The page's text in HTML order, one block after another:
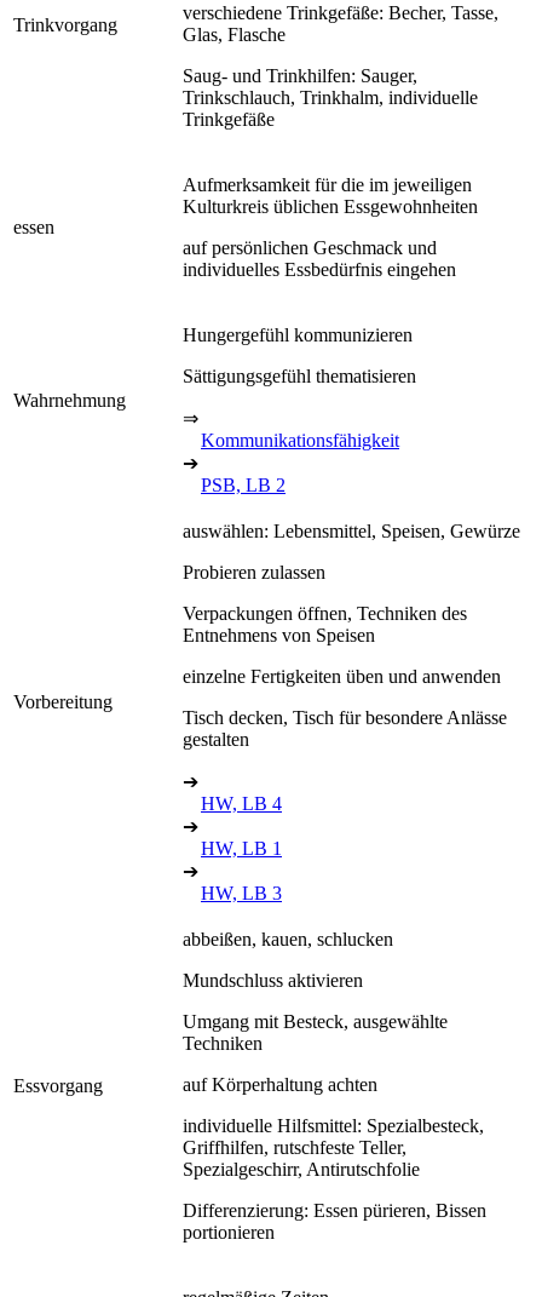
Trinkvorgang
verschiedene Trinkgefäße: Becher, Tasse,
Glas, Flasche
Saug- und Trinkhilfen: Sauger,
Trinkschlauch, Trinkhalm, individuelle
Trinkgefäße
essen
Aufmerksamkeit für die im jeweiligen
Kulturkreis üblichen Essgewohnheiten
auf persönlichen Geschmack und
individuelles Essbedürfnis eingehen
Wahrnehmung
Hungergefühl kommunizieren
Sättigungsgefühl thematisieren
⇒
Kommunikationsfähigkeit
➔
PSB, LB 2
Vorbereitung
auswählen: Lebensmittel, Speisen, Gewürze
Probieren zulassen
Verpackungen öffnen, Techniken des
Entnehmens von Speisen
einzelne Fertigkeiten üben und anwenden
Tisch decken, Tisch für besondere Anlässe
gestalten
➔
HW, LB 4
➔
HW, LB 1
➔
HW, LB 3
Essvorgang
abbeißen, kauen, schlucken
Mundschluss aktivieren
Umgang mit Besteck, ausgewählte
Techniken
auf Körperhaltung achten
individuelle Hilfsmittel: Spezialbesteck,
Griffhilfen, rutschfeste Teller,
Spezialgeschirr, Antirutschfolie
Differenzierung: Essen pürieren, Bissen
portionieren